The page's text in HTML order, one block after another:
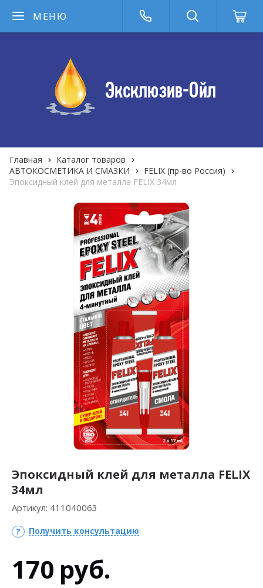
МЕНЮ
Главная
Каталог товаров
АВТОКОСМЕТИКА И СМАЗКИ
FELIX (пр-во Россия)
Эпоксидный клей для металла FELIX 34мл
Эпоксидный клей для металла FELIX
34мл
Артикул: 411040063
Получить консультацию
170 руб.